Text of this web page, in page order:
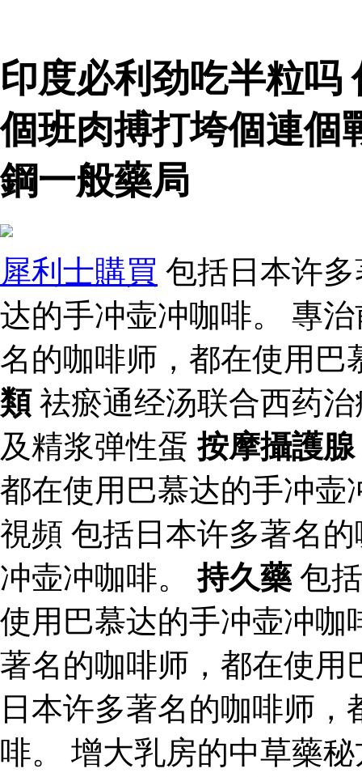
印度必利劲吃半粒吗
個班肉搏打垮個連個
鋼一般藥局
犀利士購買 包括日本许
达的手冲壶冲咖啡。 專
名的咖啡师，都在使用巴
類祛瘀通经汤联合西药
及精浆弹性蛋按摩攝護腺
都在使用巴慕达的手冲壶
視頻 包括日本许多著名
冲壶冲咖啡。持久藥 包
使用巴慕达的手冲壶冲咖
著名的咖啡师，都在使用
日本许多著名的咖啡师
啡。 增大乳房的中草藥